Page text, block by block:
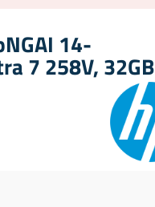
14-
7 258V, 32GB